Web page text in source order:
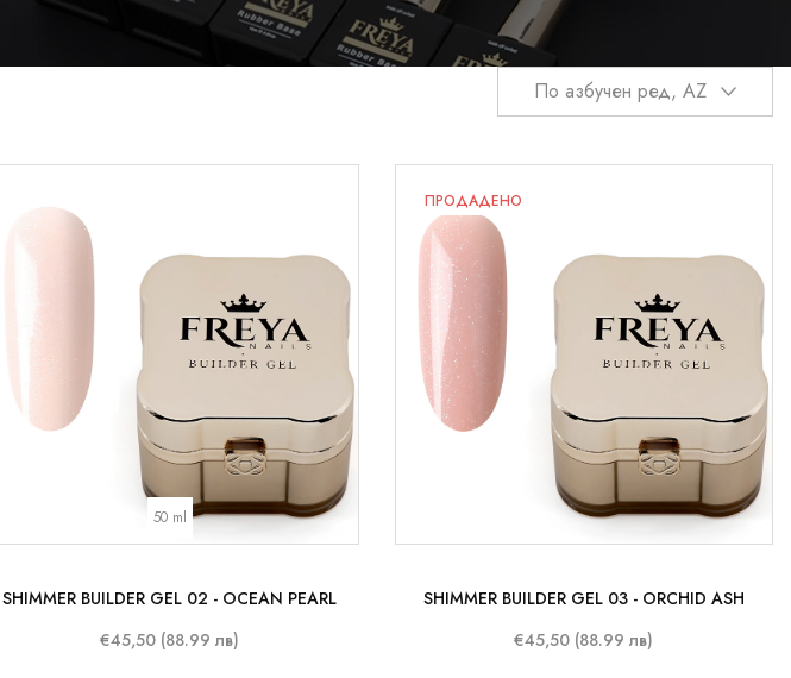
По азбучен ред, AZ
50 ml
SHIMMER BUILDER GEL 02 - OCEAN PEARL
€45,50 (88.99 лв)
ПРОДАДЕНО
SHIMMER BUILDER GEL 03 - ORCHID ASH
€45,50 (88.99 лв)